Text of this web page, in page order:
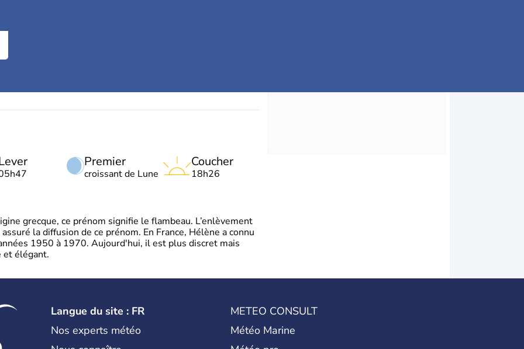
Premier
croissant de Lune
Coucher
18h26
grecque, ce prénom signifie le flambeau. L’enlèvement
la diffusion de ce prénom. En France, Hélène a connu
1950 à 1970. Aujourd'hui, il est plus discret mais
et élégant.
Langue du site : FR
Nos experts météo
METEO CONSULT
Météo Marine